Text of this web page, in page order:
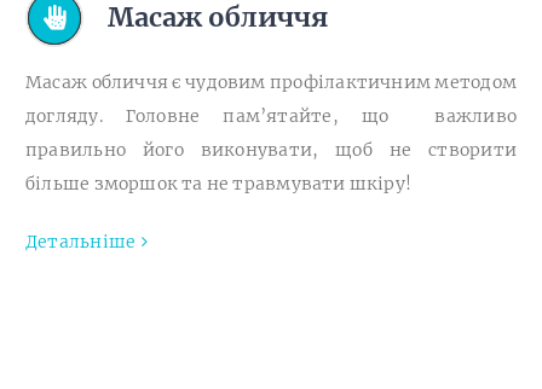
Масаж обличчя
Масаж обличчя є чудовимпрофілактичнимметодом
догляду. Головне пам’ятайте, що важливо
правильно його виконувати, щоб не створити
більше зморшок та не травмувати шкіру!
Детальніше